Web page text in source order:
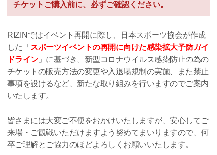
チケットご購入前に、必ずご確認ください。
RIZINではイベント再開に際し、日本スポーツ協会が作成
した「 スポーツイベントの再開に向けた感染拡大予防ガイ
ドライン 」に基づき、新型コロナウイルス感染防止の為の
チケットの販売方法の変更や入退場規制の実施、また禁止
事項を設けるなど、新たな取り組みを行いますのでご案内
いたします。
皆さまには大変ご不便をおかけいたしますが、安心してご
来場・ご観戦いただけますよう努めてまいりますので、何
卒ご理解とご協力のほどよろしくお願いいたします。